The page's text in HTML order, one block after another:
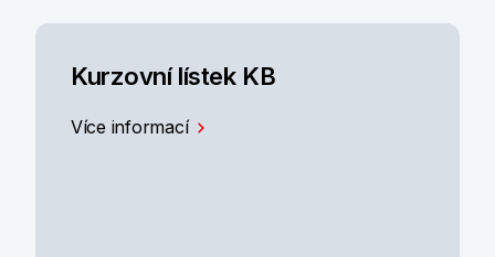
Kurzovní lístek KB
Více informací